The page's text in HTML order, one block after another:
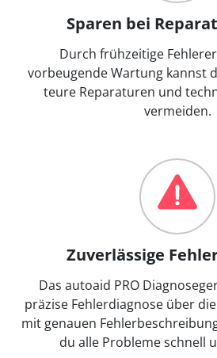
Sparen bei
Durch frühzeitige
vorbeugende Wartung kannst
teure Reparaturen und
vermeiden.
Zuverlässige
Das autoaid PRO
präzise Fehlerdiagnose über
mit genauen
du alle Probleme schnell